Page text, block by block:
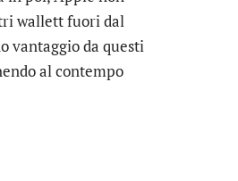
wallett fuori dal
vantaggio da questi
al contempo